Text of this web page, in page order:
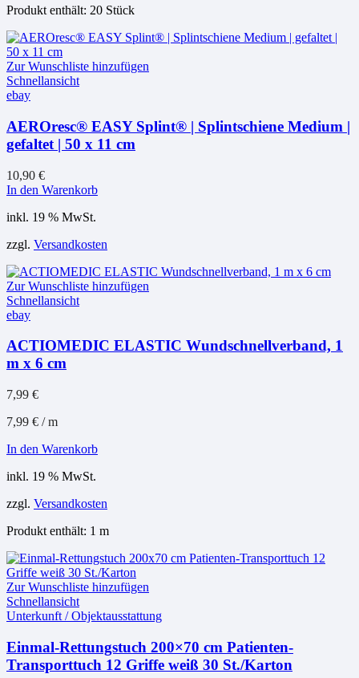
Produkt enthält: 20 Stück
Zur Wunschliste hinzufügen
Schnellansicht
ebay
AEROresc® EASY Splint® | Splintschiene Medium |
gefaltet | 50 x 11 cm
10,90 €
In den Warenkorb
inkl. 19 % MwSt.
zzgl. Versandkosten
Zur Wunschliste hinzufügen
Schnellansicht
ebay
ACTIOMEDIC ELASTIC Wundschnellverband, 1
m x 6 cm
7,99 €
7,99 € /m
In den Warenkorb
inkl. 19 % MwSt.
zzgl. Versandkosten
Produkt enthält: 1 m
Zur Wunschliste hinzufügen
Schnellansicht
Unterkunft / Objektausstattung
Einmal-Rettungstuch 200×70 cm Patienten-
Transporttuch 12 Griffe weiß 30 St./Karton